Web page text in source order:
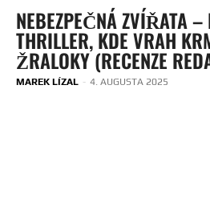
NEBEZPEČNÁ ZVÍŘATA –
THRILLER, KDE VRAH
ŽRALOKY (RECENZE
MAREK LÍZAL - 4. AUGUSTA 2025